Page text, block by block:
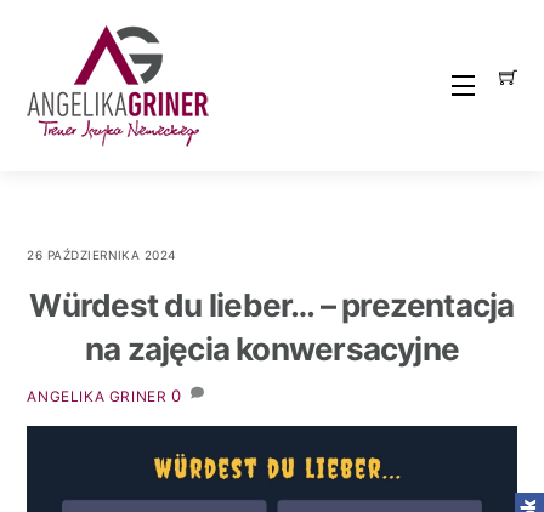
Menu
26 PAŹDZIERNIKA 2024
Würdest du lieber… – prezentacja
na zajęcia konwersacyjne
ANGELIKA GRINER 0